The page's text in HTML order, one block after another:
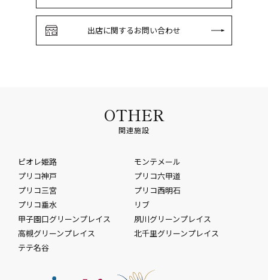
出店に関するお問い合わせ
OTHER
関連施設
ピオレ姫路
モンテメール
プリコ神戸
プリコ六甲道
プリコ三宮
プリコ西明石
プリコ垂水
リブ
甲子園口グリーンプレイス
夙川グリーンプレイス
高槻グリーンプレイス
北千里グリーンプレイス
テテ名谷